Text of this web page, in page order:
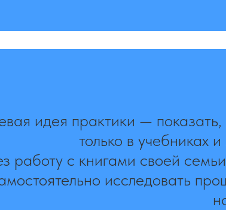
идея практики —
только в учебниках
работу с книгами своей
исследовать